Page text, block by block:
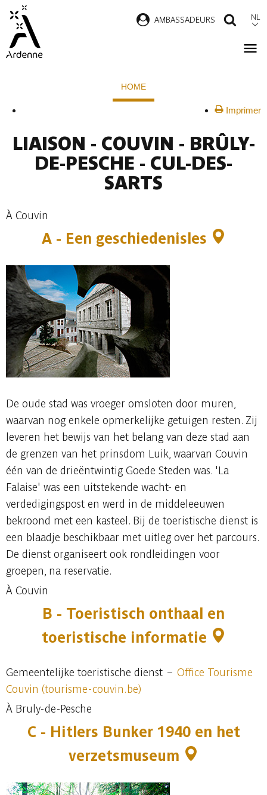
Overslaan
naar
AMBASSADEURS NL
HOME
Imprimer
LIAISON - COUVIN - BRÛLY-
DE-PESCHE - CUL-DES-
SARTS
À Couvin
A - Een geschiedenisles
De oude stad was vroeger omsloten door muren,
waarvan nog enkele opmerkelijke getuigen resten. Zij
leveren het bewijs van het belang van deze stad aan
de grenzen van het prinsdom Luik, waarvan Couvin
één van de drieëntwintig Goede Steden was. 'La
Falaise' was een uitstekende wacht- en
verdedigingspost en werd in de middeleeuwen
bekroond met een kasteel. Bij de toeristische dienst is
een blaadje beschikbaar met uitleg over het parcours.
De dienst organiseert ook rondleidingen voor
groepen, na reservatie.
À Couvin
B - Toeristisch onthaal en
toeristische informatie
Gemeentelijke toeristische dienst – Office Tourisme
Couvin (tourisme-couvin.be)
À Bruly-de-Pesche
C - Hitlers Bunker 1940 en het
verzetsmuseum